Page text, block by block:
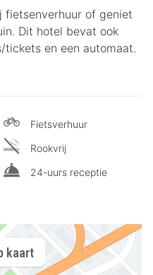
fietsenverhuur of geniet
Dit hotel bevat ook
en een automaat.
Fietsverhuur
Rookvrij
24-uurs receptie
kaart